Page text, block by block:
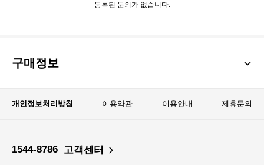
등록된 문의가 없습니다.
구매정보
개인정보처리방침 이용약관 이용안내 제휴문의
1544-8786 고객센터